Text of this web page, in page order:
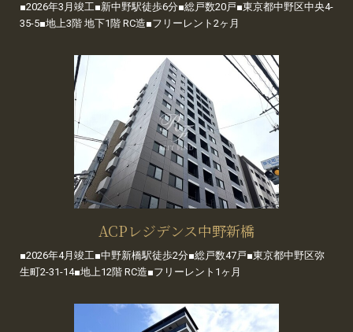
■2026年3月竣工■新中野駅徒歩6分■総戸数20戸■東京都中野区中央4-
35-5■地上3階 地下1階 RC造■フリーレント2ヶ月
ACPレジデンス中野新橋
■2026年4月竣工■中野新橋駅徒歩2分■総戸数47戸■東京都中野区弥
生町2-31-14■地上12階 RC造■フリーレント1ヶ月